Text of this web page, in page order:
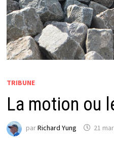
TRIBUNE
La motion ou
parRichard Yung 21